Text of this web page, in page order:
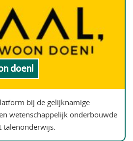
doen!
bij de gelijknamige
wetenschappelijk onderbouwde
talenonderwijs.